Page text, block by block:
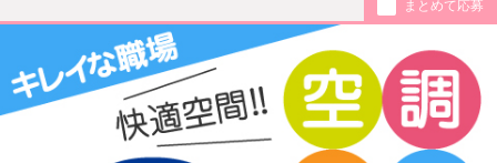
まとめて応募